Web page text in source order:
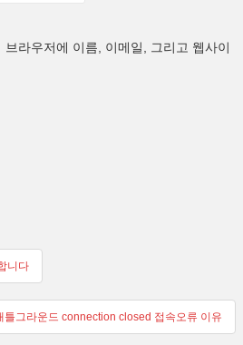
라우저에 이름, 이메일, 그리고 웹사이
니다
틀그라운드 connection closed 접속오류 이유